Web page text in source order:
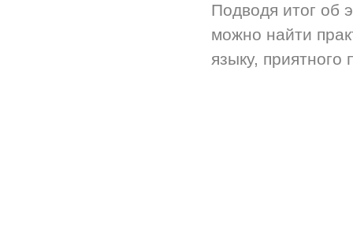
Подводя итог об
можно найти
языку,